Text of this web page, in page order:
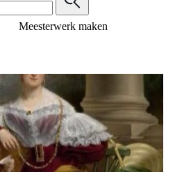
Meesterwerk maken